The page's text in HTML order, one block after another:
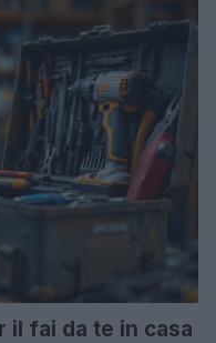
il fai da te in casa